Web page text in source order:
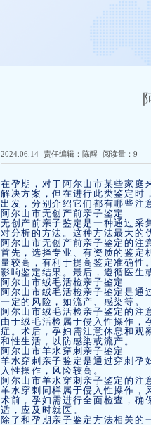
2024.06.14 责任编辑：陈醒 阅读量：9
在孕期，对于阿尔山市某些家庭
解决方案，但在进行此类鉴定时
出发，分别介绍它们都有哪些注
阿尔山市无创产前亲子鉴定
无创产前亲子鉴定是一种通过采
对分析的方法。这种方法最大的
阿尔山市无创产前亲子鉴定的注
首先，选择专业、有资质的鉴定
量较高，有利于提高鉴定准确性
影响鉴定结果。最后，遵循医生
阿尔山市绒毛活检亲子鉴定
阿尔山市绒毛活检亲子鉴定是
一定的风险，如流产、感染等。
阿尔山市绒毛活检亲子鉴定的注
由于绒毛活检属于侵入性操作，
症。术后，孕妇需注意休息和观
和性生活，以防感染或流产。
阿尔山市羊水穿刺亲子鉴定
羊水穿刺亲子鉴定是通过穿刺孕
入性操作，风险较高。
阿尔山市羊水穿刺亲子鉴定的注
羊水穿刺同样属于侵入性操作，
术前，孕妇需进行全面检查，确
适，应及时就医。
除了和孕期亲子鉴定方法相关的